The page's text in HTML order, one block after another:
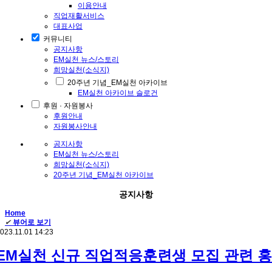
이용안내
직업재활서비스
대표사업
커뮤니티
공지사항
EM실천 뉴스/스토리
희망실천(소식지)
20주년 기념_EM실천 아카이브
EM실천 아카이브 슬로건
후원 · 자원봉사
후원안내
자원봉사안내
공지사항
EM실천 뉴스/스토리
희망실천(소식지)
20주년 기념_EM실천 아카이브
공지사항
Home
✔ 뷰어로 보기
14:23
실천 신규 직업적응훈련생 모집 관련 홍